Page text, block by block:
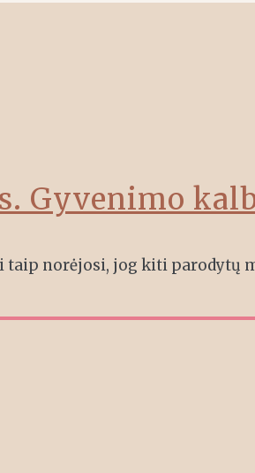
Gyvenimo
norėjosi, jog kiti parodytų